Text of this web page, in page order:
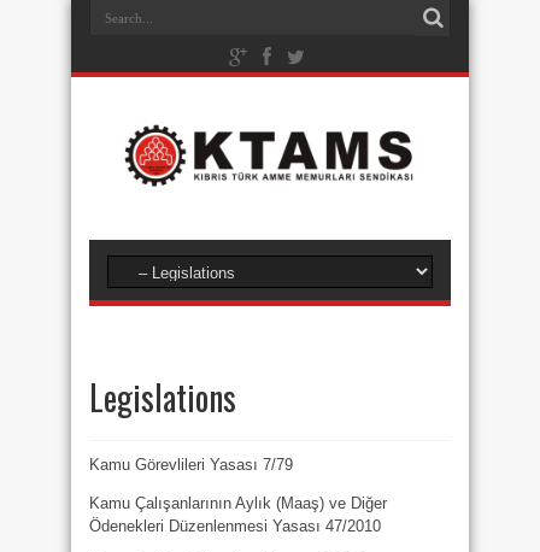
Legislations
Kamu Görevlileri Yasası 7/79
Kamu Çalışanlarının Aylık (Maaş) ve Diğer
Ödenekleri Düzenlenmesi Yasası 47/2010